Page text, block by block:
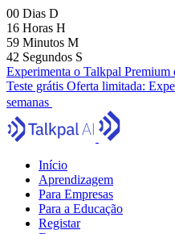
00 Dias D
16 Horas H
59 Minutos M
41 Segundos S
Experimenta o Talkpal Premium
Teste grátis Oferta limitada:
semanas
Início
Aprendizagem
Para Empresas
Para a Educação
Registar